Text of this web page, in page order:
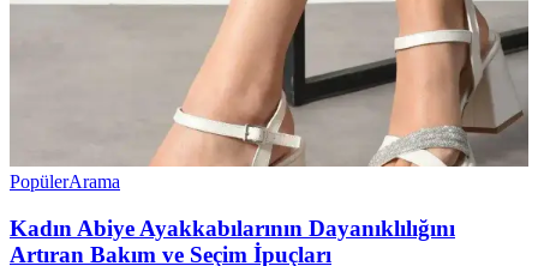
PopülerArama
Kadın Abiye Ayakkabılarının Dayanıklılığını
Artıran Bakım ve Seçim İpuçları